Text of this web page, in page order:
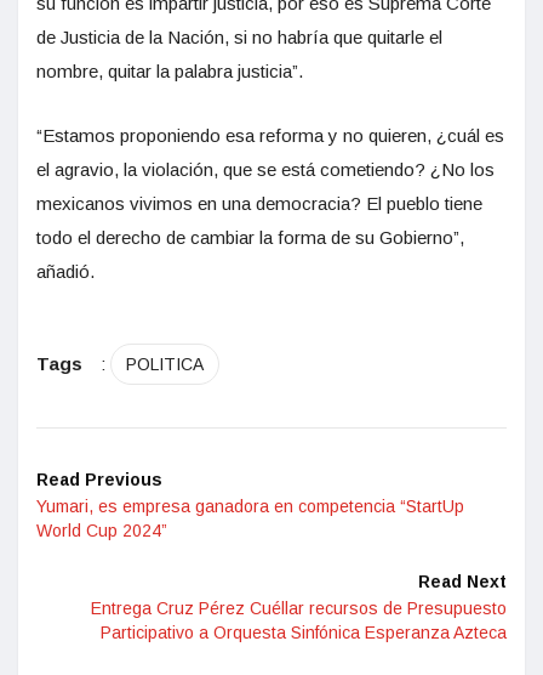
de Justicia de la Nación, si no habría que quitarle el
nombre, quitar la palabra justicia”.
“Estamos proponiendo esa reforma y no quieren, ¿cuál es
el agravio, la violación, que se está cometiendo? ¿No los
mexicanos vivimos en una democracia? El pueblo tiene
todo el derecho de cambiar la forma de su Gobierno”,
añadió.
Tags : POLITICA
Read Previous
Yumari, es empresa ganadora en competencia “StartUp
World Cup 2024”
Read Next
Entrega Cruz Pérez Cuéllar recursos de Presupuesto
Participativo a Orquesta Sinfónica Esperanza Azteca